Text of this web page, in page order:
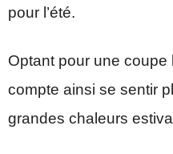
pour l’été.
Optant pour une coupe
compte ainsi se sentir
grandes chaleurs